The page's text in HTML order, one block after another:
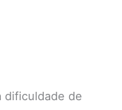
dificuldade de